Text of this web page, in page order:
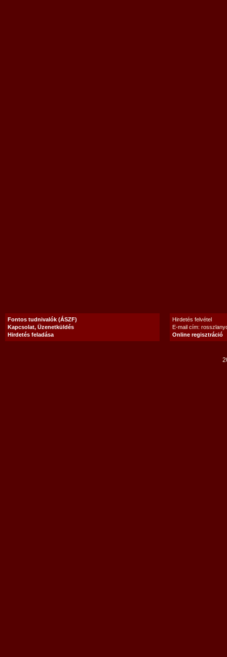
Fontos tudnivalók (ÁSZF)
Kapcsolat, Üzenetküldés
Hirdetés feladása
Hirdetés felvétel
E-mail cím:
Online regisztráció